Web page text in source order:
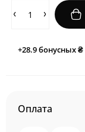
+28.9бонусных ₴
Оплата